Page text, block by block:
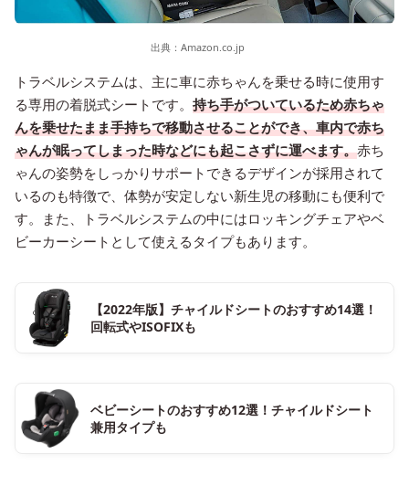
出典： Amazon.co.jp
トラベルシステムは、主に車に赤ちゃんを乗せる時に使用す
る専用の着脱式シートです。 持ち手がついているため赤ちゃ
んを乗せたまま手持ちで移動させることができ、車内で赤ち
ゃんが眠ってしまった時などにも起こさずに運べます。赤ち
ゃんの姿勢をしっかりサポートできるデザインが採用されて
いるのも特徴で、体勢が安定しない新生児の移動にも便利で
す。また、トラベルシステムの中にはロッキングチェアやベ
ビーカーシートとして使えるタイプもあります。
【2022年版】チャイルドシートのおすすめ14選！
回転式やISOFIXも
ベビーシートのおすすめ12選！チャイルドシート
兼用タイプも